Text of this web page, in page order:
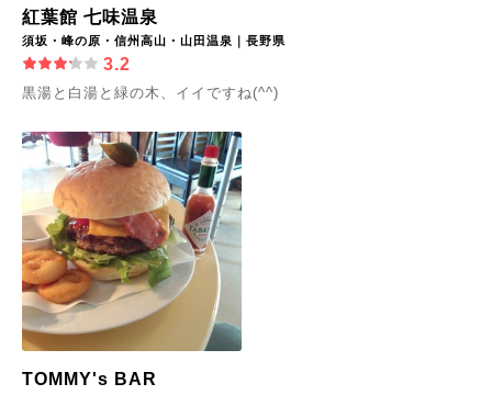
紅葉館 七味温泉
須坂・峰の原・信州高山・山田温泉｜長野県
3.2
黒湯と白湯と緑の木、イイですね(^^)
TOMMY's BAR